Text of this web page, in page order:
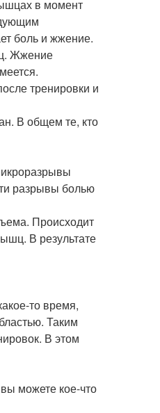
в момент
боль и жжение.
Жжение
тренировки и
В общем те, кто
разрывы болью
Происходит
В результате
то время,
Таким
В этом
можете кое-что